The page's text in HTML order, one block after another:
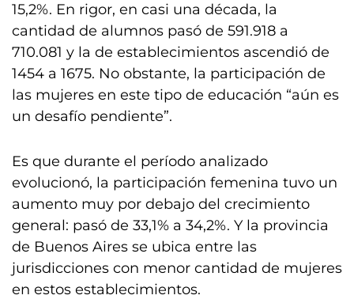
15,2%. En rigor, en casi una década, la
cantidad de alumnos pasó de 591.918 a
710.081 y la de establecimientos ascendió de
1454 a 1675. No obstante, la participación de
las mujeres en este tipo de educación “aún es
un desafío pendiente”.
Es que durante el período analizado
evolucionó, la participación femenina tuvo un
aumento muy por debajo del crecimiento
general: pasó de 33,1% a 34,2%. Y la provincia
de Buenos Aires se ubica entre las
jurisdicciones con menor cantidad de mujeres
en estos establecimientos.